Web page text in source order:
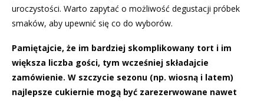
uroczystości. Warto zapytać o możliwość degustacji próbek
smaków, aby upewnić się co do wyborów.
Pamiętajcie, że im bardziej skomplikowany tort i im
większa liczba gości, tym wcześniej składajcie
zamówienie. W szczycie sezonu (np. wiosną i latem)
najlepsze cukiernie mogą być zarezerwowane nawet